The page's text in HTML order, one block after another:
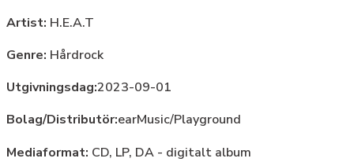
Artist: H.E.A.T
Genre: Hårdrock
Utgivningsdag:2023-09-01
Bolag/Distributör:earMusic/Playground
Mediaformat: CD, LP, DA - digitalt album